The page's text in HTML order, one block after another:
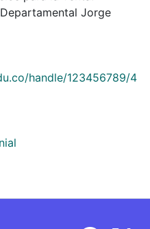
Jorge
handle/123456789/4